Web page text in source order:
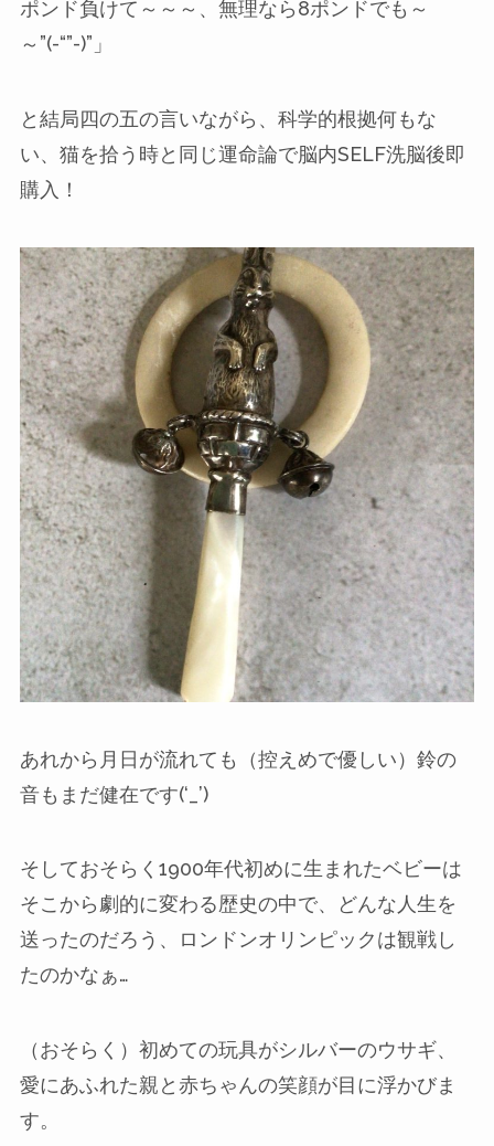
ポンド負けて～～～、無理なら8ポンドでも～
～”(-“”-)”」
と結局四の五の言いながら、科学的根拠何もな
い、猫を拾う時と同じ運命論で脳内SELF洗脳後即
購入！
あれから月日が流れても（控えめで優しい）鈴の
音もまだ健在です(‘_’)
そしておそらく1900年代初めに生まれたベビーは
そこから劇的に変わる歴史の中で、どんな人生を
送ったのだろう、ロンドンオリンピックは観戦し
たのかなぁ…
（おそらく）初めての玩具がシルバーのウサギ、
愛にあふれた親と赤ちゃんの笑顔が目に浮かびま
す。